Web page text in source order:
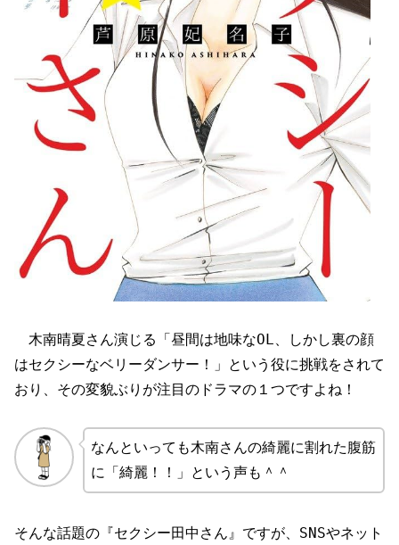
木南晴夏さん演じる「昼間は地味なOL、しかし裏の顔
はセクシーなベリーダンサー！」という役に挑戦をされて
おり、その変貌ぶりが注目のドラマの１つですよね！
なんといっても木南さんの綺麗に割れた腹筋
に「綺麗！！」という声も＾＾
そんな話題の『セクシー田中さん』ですが、SNSやネット